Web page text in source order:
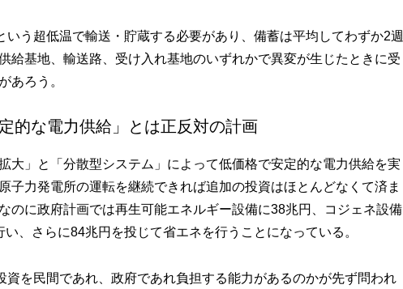
う超低温で輸送・貯蔵する必要があり、備蓄は平均してわずか2週
給基地、輸送路、受け入れ基地のいずれかで異変が生じたときに受
あろう。
的な電力供給」とは正反対の計画
大」と「分散型システム」によって低価格で安定的な電力供給を実
子力発電所の運転を継続できれば追加の投資はほとんどなくて済ま
のに政府計画では再生可能エネルギー設備に38兆円、コジェネ設備
、さらに84兆円を投じて省エネを行うことになっている。
資を民間であれ、政府であれ負担する能力があるのかが先ず問われ